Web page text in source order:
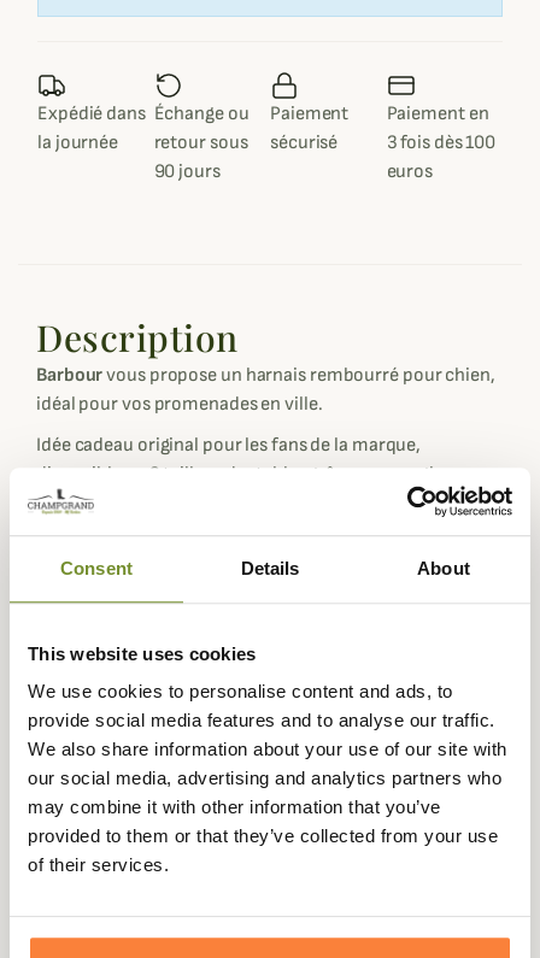
Consent Details About
This website uses cookies
We use cookies to personalise content and ads, to
provide social media features and to analyse our traffic.
We also share information about your use of our site with
our social media, advertising and analytics partners who
may combine it with other information that you’ve
provided to them or that they’ve collected from your use
of their services.
Expédié dans
la journée
Échange ou
retour sous
90 jours
Paiement
sécurisé
Paiement en
3 fois dès 100
euros
Description
Barbourvous propose un harnais rembourré pour chien,
idéal pour vos promenades en ville.
Idée cadeau original pour les fans de la marque,
disponible en 3 tailles adaptables grâce aux sangles
présentes sur les cotés.
Pour compléter le look Barbour, il existe aussi lalaisse
Tartanet lemanteau Tartan.
votre chien et choisissez la taille correspondante en
Fiche technique
Matières 100% Coton
Composition 100% Coton
Matière